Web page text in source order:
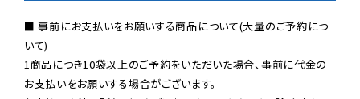
■ 事前にお支払いをお願いする商品について(大量のご予約につ
いて)
1商品につき10袋以上のご予約をいただいた場合、事前に代金の
お支払いをお願いする場合がございます。